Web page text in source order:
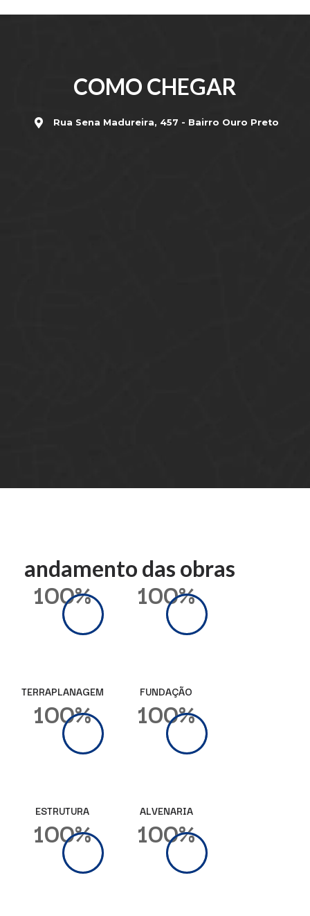
COMO CHEGAR
Rua Sena Madureira, 457 - Bairro Ouro Preto
andamento das obras
100%
TERRAPLANAGEM
100%
FUNDAÇÃO
100%
ESTRUTURA
100%
ALVENARIA
100% 100%